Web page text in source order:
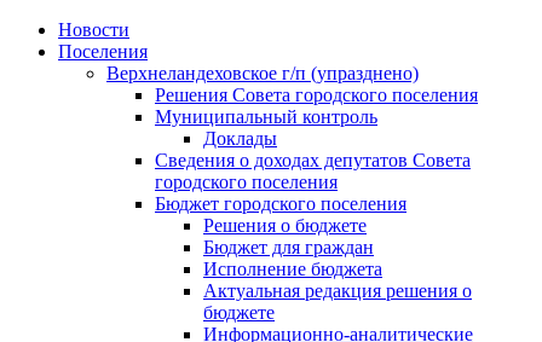
Skip
Новости
Поселения
Верхнеландеховское г/п (упразднено)
Решения Совета городского поселения
Муниципальный контроль
Доклады
Сведения о доходах депутатов Совета
городского поселения
Бюджет городского поселения
Решения о бюджете
Бюджет для граждан
Исполнение бюджета
Актуальная редакция решения о
бюджете
Информационно-аналитические